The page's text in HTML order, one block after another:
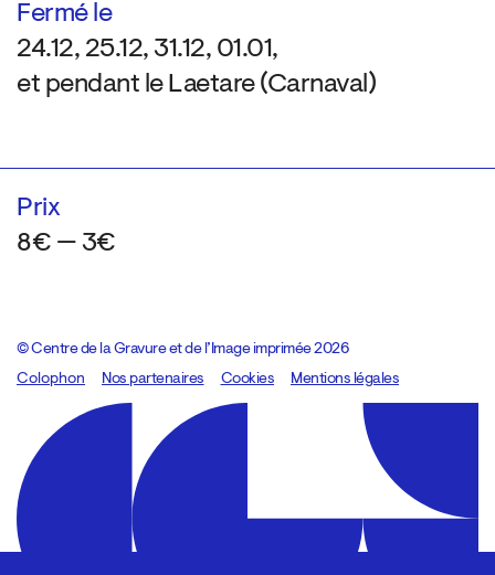
Fermé le
24.12, 25.12, 31.12, 01.01,
et pendant le Laetare (Carnaval)
Prix
8€ — 3€
© Centre de la Gravure et de l’Image imprimée 2026
Colophon
Design:Marcel Kaczmarek, code:8080.studio
Nos partenaires Cookies Mentions légales